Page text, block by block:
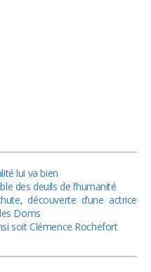
lui va bien
des deuils de l’humanité
découverte d’une actrice
Doms
soit Clémence Rochefort